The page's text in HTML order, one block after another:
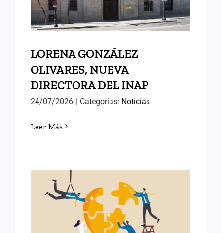
LORENA GONZÁLEZ
OLIVARES, NUEVA
DIRECTORA DEL INAP
24/07/2026 | Categorías: Noticias
Leer Más
POLÍTICAS PÚBLICAS DE
ÉXITO